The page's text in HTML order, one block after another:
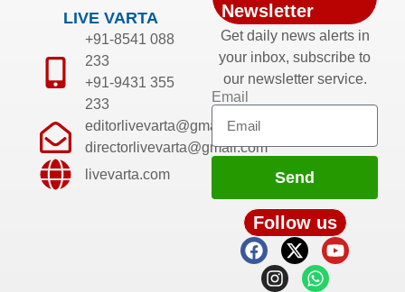
LIVE VARTA
+91-8541 088
233
+91-9431 355
233
editorlivevarta@gmail.com
directorlivevarta@gmail.com
livevarta.com
Newsletter
Get daily news alerts in
your inbox, subscribe to
our newsletter service.
Email
Send
Follow us